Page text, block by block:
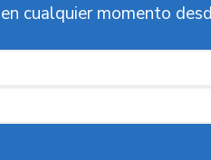
cualquier momento